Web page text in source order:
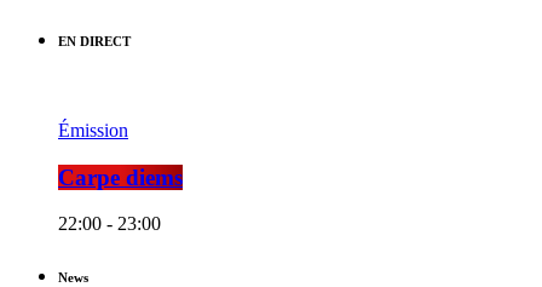
EN DIRECT
Émission
Carpe diems
22:00 - 23:00
News